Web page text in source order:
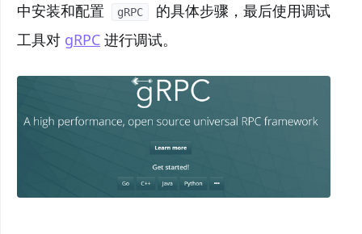
中安装和配置
gRPC
的具体步骤，最后使用调试
工具对 gRPC 进行调试。